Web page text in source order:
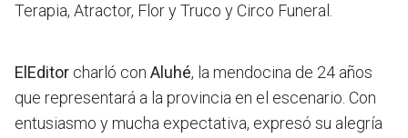
Terapia, Atractor, Flor y Truco y Circo Funeral.
ElEditor charló con Aluhé, la mendocina de 24 años
que representará a la provincia en el escenario. Con
entusiasmo y mucha expectativa, expresó su alegría